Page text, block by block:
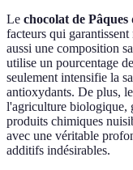
Le chocolat de Pâques
facteurs qui
aussi une composition
utilise un pourcentage
seulement intensifie la
antioxydants. De plus,
l'agriculture biologique,
produits chimiques
avec une véritable
additifs indésirables.